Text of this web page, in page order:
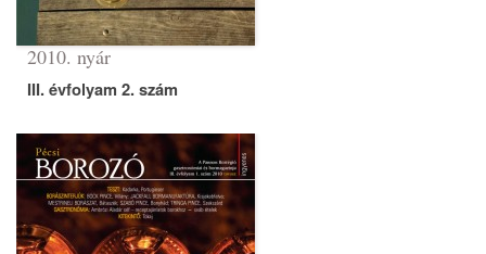
2010. nyár
III. évfolyam 2. szám